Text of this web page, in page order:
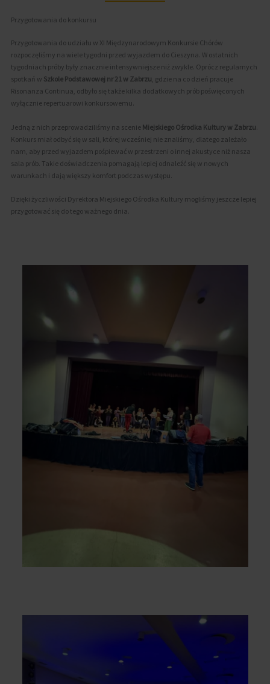
Przygotowania do konkursu
Przygotowania do udziału w XI Międzynarodowym Konkursie Chórów
rozpoczęliśmy na wiele tygodni przed wyjazdem do Cieszyna. W ostatnich
tygodniach próby były znacznie intensywniejsze niż zwykle. Oprócz regularnych
spotkań w Szkole Podstawowej nr 21 w Zabrzu , gdzie na co dzień pracuje
Risonanza Continua, odbyło się także kilka dodatkowych prób poświęconych
wyłącznie repertuarowi konkursowemu.
Jedną z nich przeprowadziliśmy na scenie Miejskiego Ośrodka Kultury w Zabrzu
Konkurs miał odbyć się w sali, której wcześniej nie znaliśmy, dlatego zależało
nam, aby przed wyjazdem pośpiewać w przestrzeni o innej akustyce niż nasza
sala prób. Takie doświadczenia pomagają lepiej odnaleźć się w nowych
warunkach i dają większy komfort podczas występu.
Dzięki życzliwości Dyrektora Miejskiego Ośrodka Kultury mogliśmy jeszcze lepiej
przygotować się do tego ważnego dnia.